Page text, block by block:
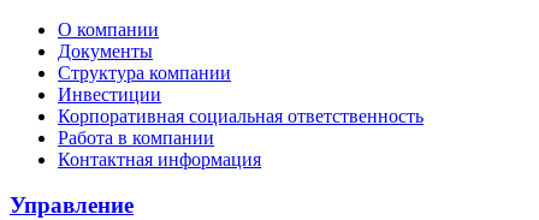
О компании
Документы
Структура компании
Инвестиции
Корпоративная социальная ответственность
Работа в компании
Контактная информация
Управление